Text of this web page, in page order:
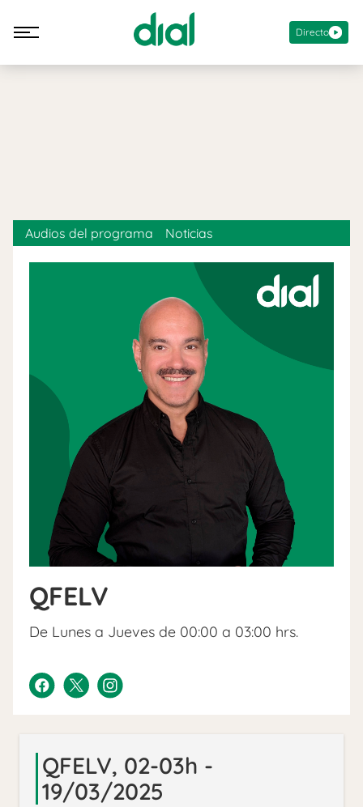
Directo
QFELV
De Lunes a Jueves de 00:00 a 03:00 hrs.
Audios del programa Noticias
QFELV, 02-03h -
19/03/2025